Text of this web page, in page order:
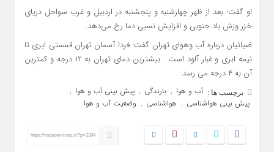
او گفت: بعد از ظهر چهارشنبه و پنجشنبه در اردبیل و غرب سواحل دریای
خزر وزش باد جنوبی و افزایش نسبی دما رخ می‌دهد.
ضیائیان درباره آب وهوای تهران گفت: فردا آسمان تهران قسمتی ابری تا
نیمه ابری و غبار آلود است . بیشترین دمای تهران به ۱۲ درجه و کمترین
آن به ۴ درجه می رسد.
برچسب ها : آب و هوا , بارندگی , پیش بینی آب و هوا ,
پیش بینی هواشناسی , هواشناسی , وضعیت آب و هوا
https://nodademrooz.ir/?p=2394